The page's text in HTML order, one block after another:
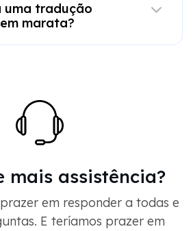
uma tradução
marata?
mais assistência?
em responder a todas e
E teríamos prazer em